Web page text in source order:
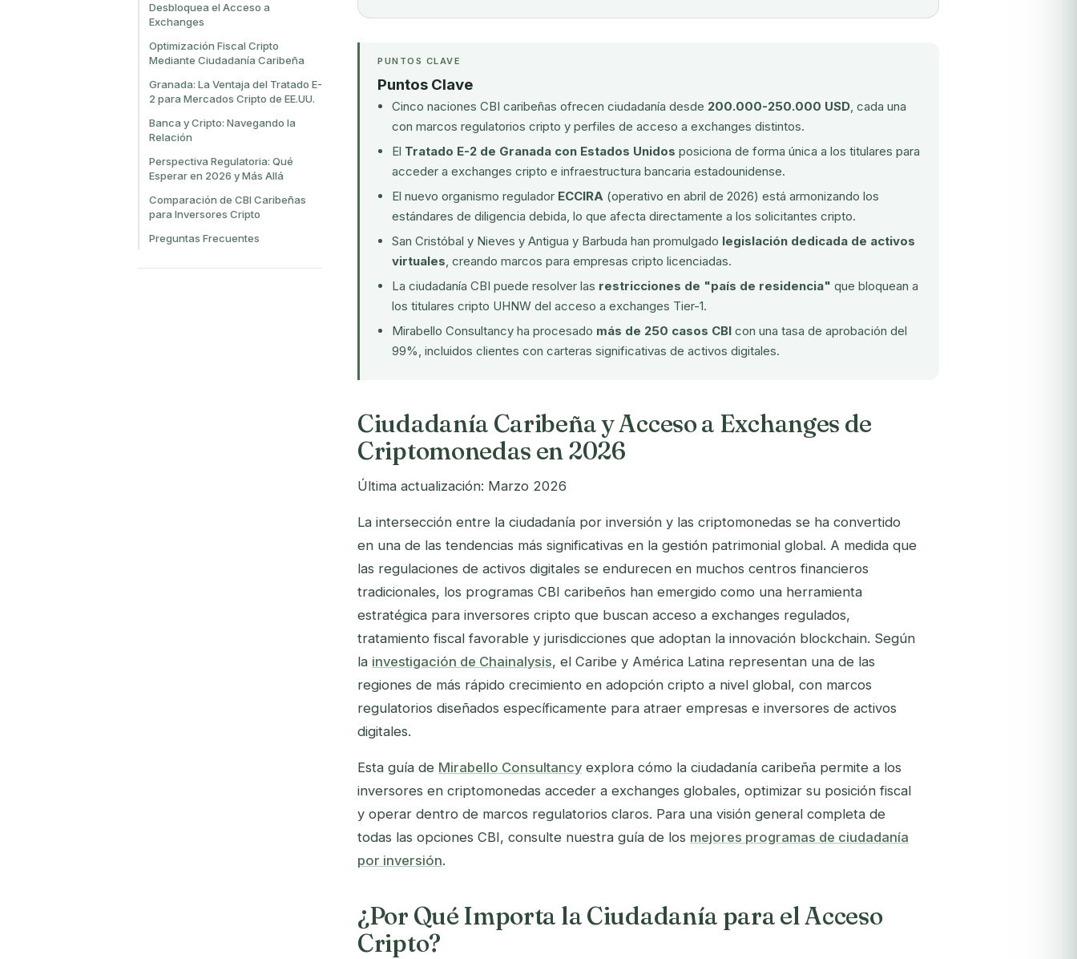
Desbloquea el Acceso a
Exchanges
Optimización Fiscal Cripto
Mediante Ciudadanía Caribeña
Granada: La Ventaja del Tratado E-
2 para Mercados Cripto de EE.UU.
Banca y Cripto: Navegando la
Relación
Perspectiva Regulatoria: Qué
Esperar en 2026 y Más Allá
Comparación de CBI Caribeñas
para Inversores Cripto
Preguntas Frecuentes
PUNTOS CLAVE
Puntos Clave
Cinco naciones CBI caribeñas ofrecen ciudadanía desde 200.000-250.000 USD, cada una
con marcos regulatorios cripto y perfiles de acceso a exchanges distintos.
El Tratado E-2 de Granada con Estados Unidos posiciona de forma única a los titulares para
acceder a exchanges cripto e infraestructura bancaria estadounidense.
El nuevo organismo regulador ECCIRA (operativo en abril de 2026) está armonizando los
estándares de diligencia debida, lo que afecta directamente a los solicitantes cripto.
San Cristóbal y Nieves y Antigua y Barbuda han promulgado legislación dedicada de activos
virtuales, creando marcos para empresas cripto licenciadas.
La ciudadanía CBI puede resolver las restricciones de "país de residencia" que bloquean a
los titulares cripto UHNW del acceso a exchanges Tier-1.
Mirabello Consultancy ha procesado más de 250 casos CBI con una tasa de aprobación del
99%, incluidos clientes con carteras significativas de activos digitales.
Ciudadanía Caribeña y Acceso a Exchanges de
Criptomonedas en 2026
Última actualización: Marzo 2026
La intersección entre la ciudadanía por inversión y las criptomonedas se ha convertido
en una de las tendencias más significativas en la gestión patrimonial global. A medida que
las regulaciones de activos digitales se endurecen en muchos centros financieros
tradicionales, los programas CBI caribeños han emergido como una herramienta
estratégica para inversores cripto que buscan acceso a exchanges regulados,
tratamiento fiscal favorable y jurisdicciones que adoptan la innovación blockchain. Según
la investigación de Chainalysis, el Caribe y América Latina representan una de las
regiones de más rápido crecimiento en adopción cripto a nivel global, con marcos
regulatorios diseñados específicamente para atraer empresas e inversores de activos
digitales.
Esta guía de Mirabello Consultancy explora cómo la ciudadanía caribeña permite a los
inversores en criptomonedas acceder a exchanges globales, optimizar su posición fiscal
y operar dentro de marcos regulatorios claros. Para una visión general completa de
todas las opciones CBI, consulte nuestra guía de los mejores programas de ciudadanía
por inversión.
¿Por Qué Importa la Ciudadanía para el Acceso
Cripto?